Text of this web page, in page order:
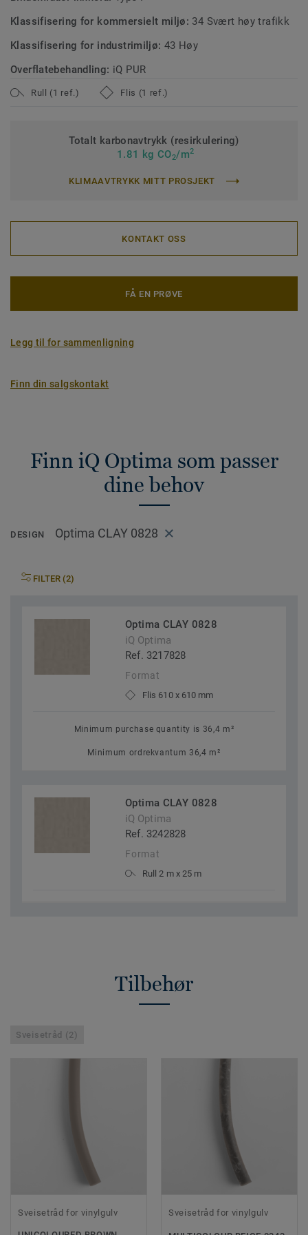
Klassifisering for kommersielt miljø: 34 Svært høy trafikk
Klassifisering for industrimiljø: 43 Høy
Overflatebehandling: iQ PUR
Rull (1 ref.) Flis (1 ref.)
Totalt karbonavtrykk (resirkulering)
1.81 kg CO2/m2
KLIMAAVTRYKK MITT PROSJEKT
KONTAKT OSS
FÅ EN PRØVE
Legg til for sammenligning
Finn din salgskontakt
Finn iQ Optima som passer
dine behov
DESIGN Optima CLAY 0828
FILTER (2)
Optima CLAY 0828
iQ Optima
Ref. 3217828
Format
Flis 610 x 610 mm
Minimum purchase quantity is 36,4 m²
Minimum ordrekvantum 36,4 m²
Optima CLAY 0828
iQ Optima
Ref. 3242828
Format
Rull 2 m x 25 m
Tilbehør
Sveisetråd (2)
Sveisetråd for vinylgulv Sveisetråd for vinylgulv